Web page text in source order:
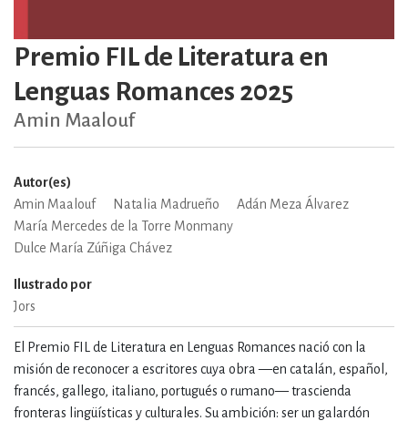
Premio FIL de Literatura en
Lenguas Romances 2025
Amin Maalouf
Autor(es)
Amin Maalouf
Natalia Madrueño
Adán Meza Álvarez
María Mercedes de la Torre Monmany
Dulce María Zúñiga Chávez
Ilustrado por
Jors
El Premio FIL de Literatura en Lenguas Romances nació con la
misión de reconocer a escritores cuya obra —en catalán, español,
francés, gallego, italiano, portugués o rumano— trascienda
fronteras lingüísticas y culturales. Su ambición: ser un galardón